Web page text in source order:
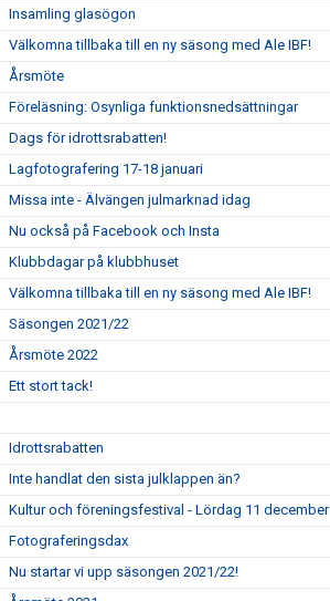
Insamling glasögon
Välkomna tillbaka till en ny säsong med Ale IBF!
Årsmöte
Föreläsning: Osynliga funktionsnedsättningar
Dags för idrottsrabatten!
Lagfotografering 17-18 januari
Missa inte - Älvängen julmarknad idag
Nu också på Facebook och Insta
Klubbdagar på klubbhuset
Välkomna tillbaka till en ny säsong med Ale IBF!
Säsongen 2021/22
Årsmöte 2022
Ett stort tack!
Idrottsrabatten
Inte handlat den sista julklappen än?
Kultur och föreningsfestival - Lördag 11 december
Fotograferingsdax
Nu startar vi upp säsongen 2021/22!